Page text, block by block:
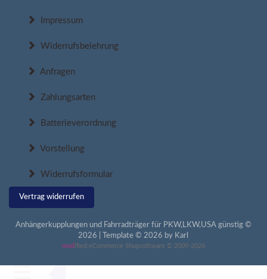
Impressum
Widerrufsbelehrung
Anfragen
Zahlungsarten
Batterieverordnung
Vorstellung
Widerrufsformular
Vertrag widerrufen
Anhängerkupplungen und Fahrradträger für PKW,LKW,USA günstig ©
2026 | Template © 2026 by Karl
mod ified eCommerce Shopsoftware © 2009-2026